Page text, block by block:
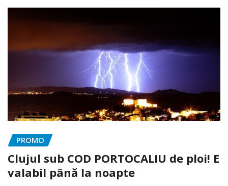
PROMO
Clujul sub COD PORTOCALIU de ploi! E
valabil până la noapte